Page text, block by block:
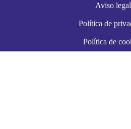
Aviso legal
Política de
Política de